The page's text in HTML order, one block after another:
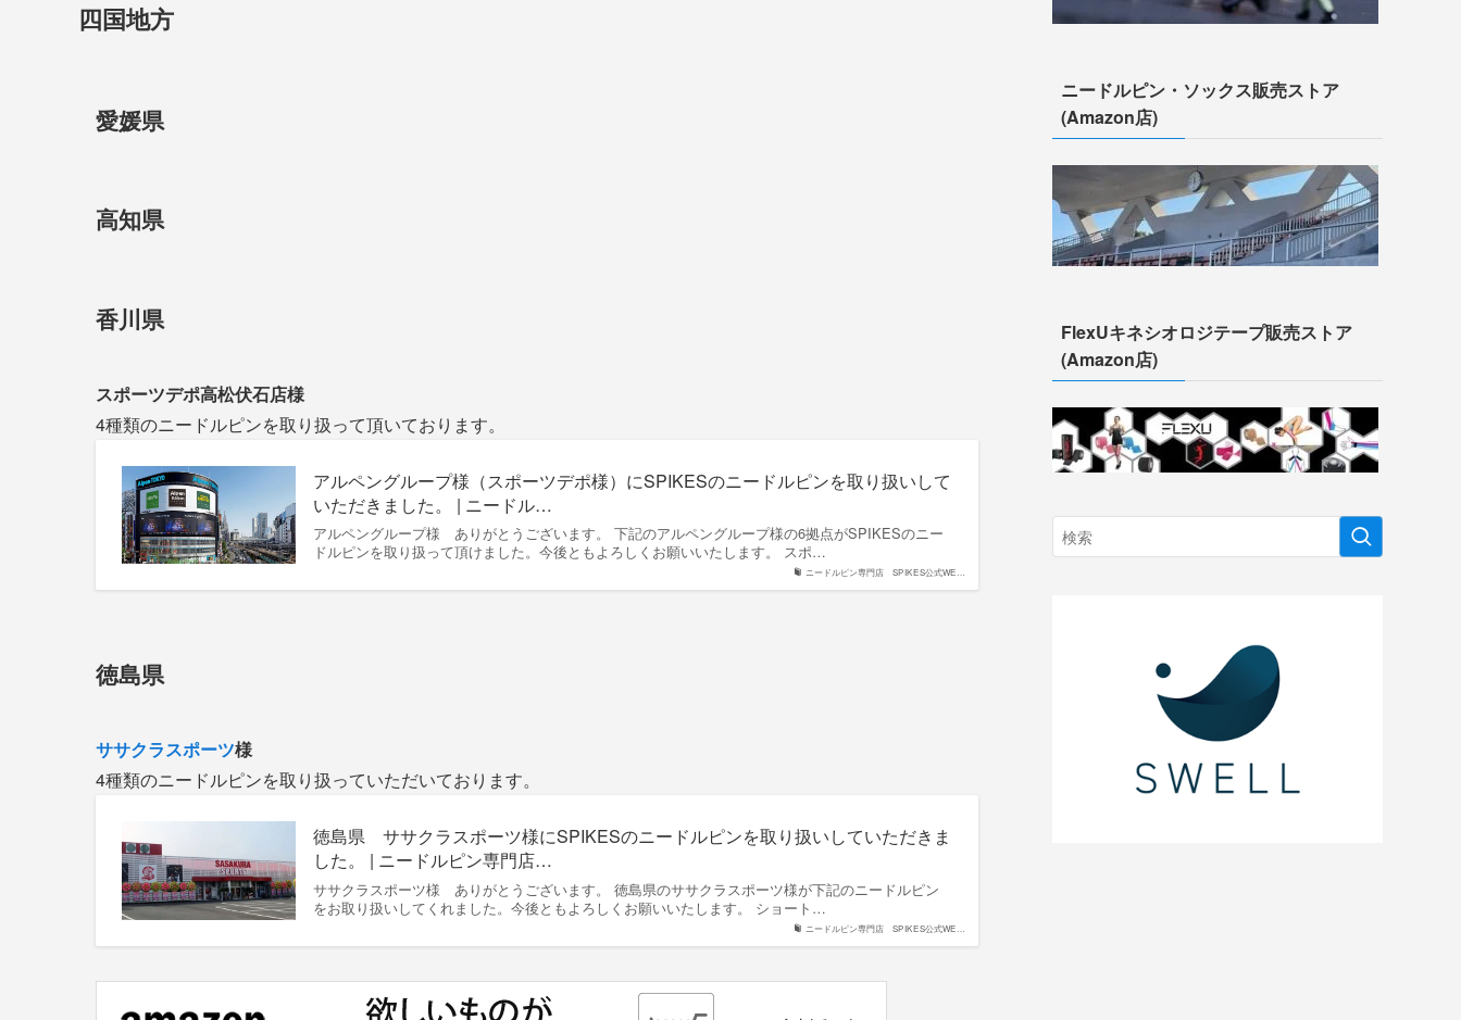
四国地方
愛媛県
高知県
香川県
スポーツデポ高松伏石店様
4種類のニードルピンを取り扱って頂いております。
ニードルピン専門店 SPIKES公式WE…
アルペングループ様（スポーツデポ様）にSPIKESのニードルピンを取り扱いして
いただきました。 | ニードル…
アルペングループ様 ありがとうございます。 下記のアルペングループ様の6拠点がSPIKESのニー
ドルピンを取り扱って頂けました。今後ともよろしくお願いいたします。 スポ…
徳島県
ササクラスポーツ様
4種類のニードルピンを取り扱っていただいております。
ニードルピン専門店 SPIKES公式WE…
徳島県 ササクラスポーツ様にSPIKESのニードルピンを取り扱いしていただきま
した。 | ニードルピン専門店…
ササクラスポーツ様 ありがとうございます。 徳島県のササクラスポーツ様が下記のニードルピン
をお取り扱いしてくれました。今後ともよろしくお願いいたします。 ショート…
ニードルピン・ソックス販売ストア
(Amazon店)
FlexUキネシオロジテープ販売ストア
(Amazon店)